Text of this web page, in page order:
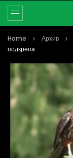
Home Архив
подкрепа